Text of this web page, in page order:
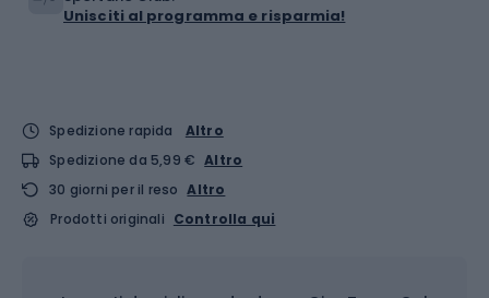
Unisciti al programma e risparmia!
Spedizione rapida
Altro
Spedizione da 5,99 € Altro
30 giorni per il reso Altro
Prodotti originali Controlla qui